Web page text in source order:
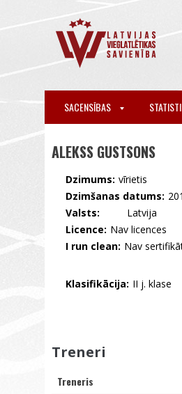
SACENSĪBAS
ALEKSS GUSTSONS
Dzimums: vīrietis
Dzimšanas datums:
Valsts:
🇱🇻 Latvija
Licence: Nav licences
I run clean: Nav
Klasifikācija: II j. klase
Treneri
Treneris